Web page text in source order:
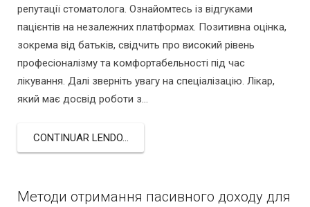
репутації стоматолога. Ознайомтесь із відгуками
пацієнтів на незалежних платформах. Позитивна оцінка,
зокрема від батьків, свідчить про високий рівень
професіоналізму та комфортабельності під час
лікування. Далі зверніть увагу на спеціалізацію. Лікар,
який має досвід роботи з…
CONTINUAR LENDO...
Методи отримання пасивного доходу для